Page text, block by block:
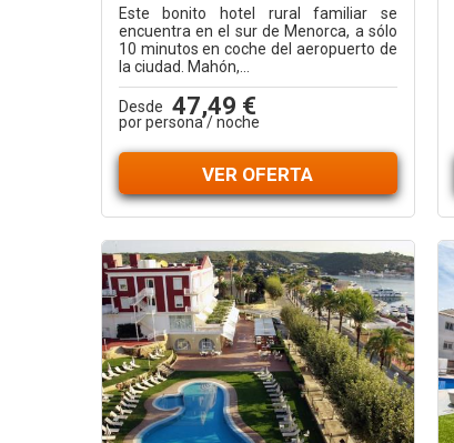
Este bonito hotel rural familiar se
encuentra en el sur de Menorca, a sólo
10 minutos en coche del aeropuerto de
la ciudad. Mahón,...
Desde 47,49 €
por persona / noche
VER OFERTA